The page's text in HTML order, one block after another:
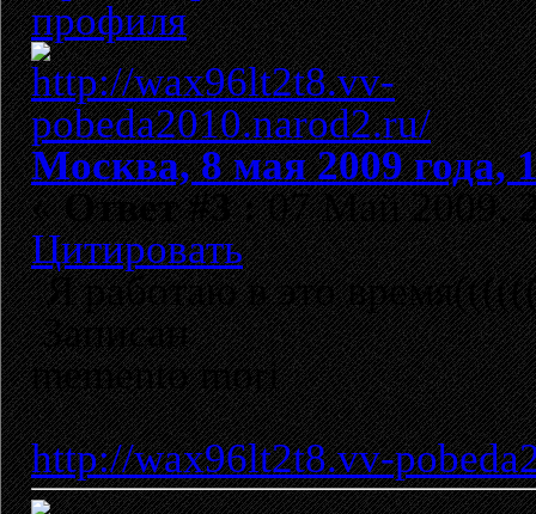
Москва, 8 мая 2009 года,
«Ответ #3 :07 Май 2009,
Цитировать
Я работаю в это
Записан
memento mori
http://wax96lt2t8.vv-